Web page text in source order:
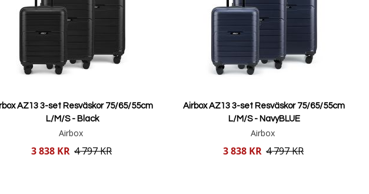
AZ13 3-set Resväskor 75/65/55cm
L/M/S - Black
Airbox
3 838 KR 4 797 KR
Airbox AZ13 3-set Resväskor 75/65/55cm
L/M/S - NavyBLUE
Airbox
3 838 KR 4 797 KR